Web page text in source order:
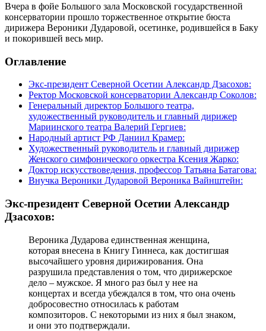
Вчера в фойе Большого зала Московской государственной
консерватории прошло торжественное открытие бюста
дирижера Вероники Дударовой, осетинке, родившейся в Баку
и покорившей весь мир.
Оглавление
Экс-президент Северной Осетии Александр Дзасохов:
Ректор Московской консерватории Александр Соколов:
Генеральный директор Большого театра,
художественный руководитель и главный дирижер
Мариинского театра Валерий Гергиев:
Народный артист РФ Даниил Крамер:
Художественный руководитель и главный дирижер
Женского симфонического оркестра Ксения Жарко:
Доктор искусствоведения, профессор Татьяна Батагова:
Внучка Вероники Дударовой Вероника Вайнштейн:
Экс-президент Северной Осетии Александр
Дзасохов:
Вероника Дударова единственная женщина,
которая внесена в Книгу Гиннеса, как достигшая
высочайшего уровня дирижирования. Она
разрушила представления о том, что дирижерское
дело – мужское. Я много раз был у нее на
концертах и всегда убеждался в том, что она очень
добросовестно относилась к работам
композиторов. С некоторыми из них я был знаком,
и они это подтверждали.